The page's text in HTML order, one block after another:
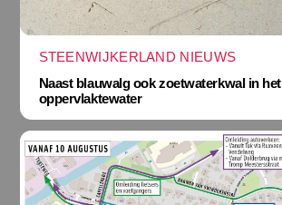
STEENWIJKERLAND NIEUWS
Naast blauwalg ook zoetwaterkwal in het
oppervlaktewater